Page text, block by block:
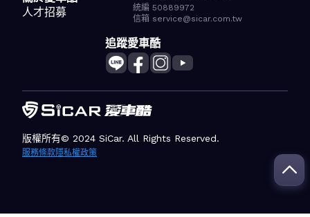
人才招募
統編 50889972
信箱 service@sicar.com.tw
追蹤愛車酷
版權所有© 2024 SiCar. All Rights Reserved.
服務條款隱私權政策